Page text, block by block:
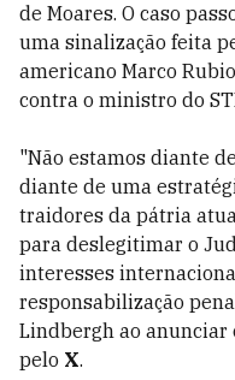
de Moares. O caso
uma sinalização feita
americano Marco
contra o ministro do
"Não estamos diante
diante de uma
traidores da pátria
para deslegitimar o
interesses
responsabilização
Lindbergh ao anunciar
pelo X.